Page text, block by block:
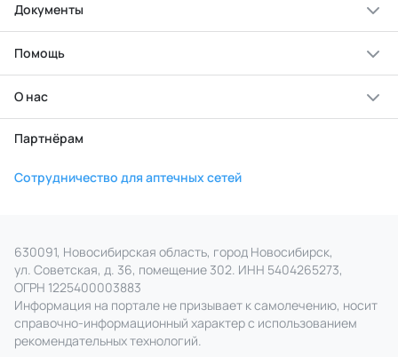
Документы
Помощь
О нас
Партнёрам
Сотрудничество для аптечных сетей
630091, Новосибирская область, город Новосибирск,
ул. Советская, д. 36, помещение 302. ИНН 5404265273,
ОГРН 1225400003883
Информация на портале не призывает к самолечению, носит
справочно‑информационный характер с использованием
рекомендательных технологий.